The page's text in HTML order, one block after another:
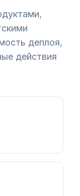
деплоя,
действия